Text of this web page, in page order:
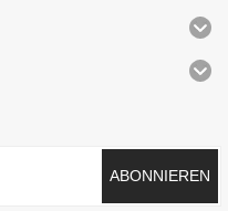
ABONNIEREN